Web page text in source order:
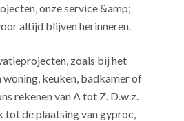
onze service &amp;
altijd blijven herinneren.
zoals bij het
woning, keuken, badkamer of
rekenen van A tot Z. D.w.z.
tot de plaatsing van gyproc,